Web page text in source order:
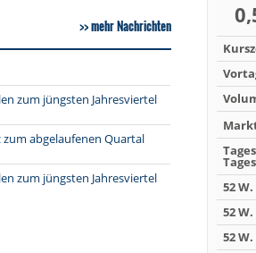
mehr Nachrichten
zum jüngsten Jahresviertel
zum abgelaufenen Quartal
zum jüngsten Jahresviertel
52
52
52